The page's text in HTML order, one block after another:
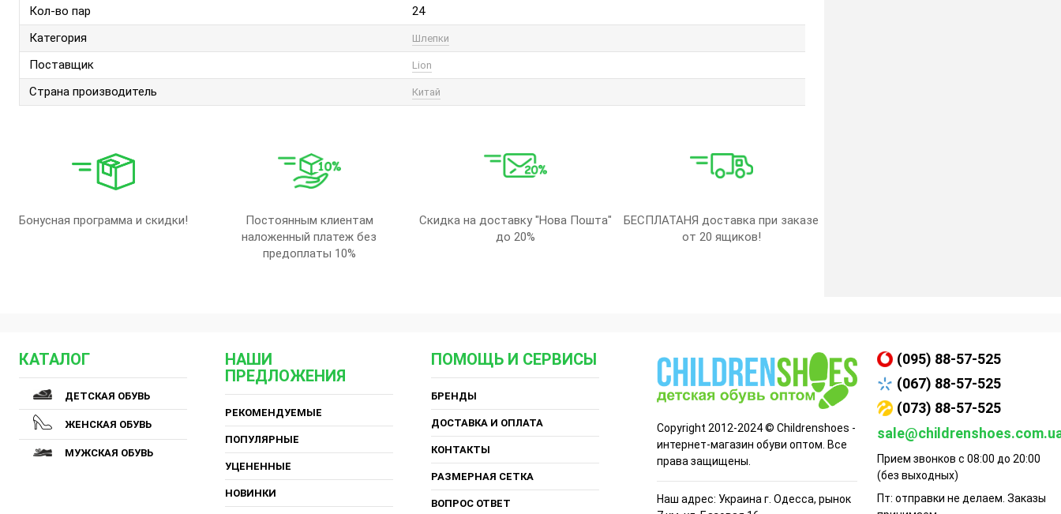
Кол-во пар
24
Категория
Шлепки
Поставщик Lion
Страна производитель Китай
Бонусная программа и скидки!
Постоянным клиентам
наложенный платеж без
предоплаты 10%
Скидка на доставку "Нова Пошта"
до 20%
БЕСПЛАТАНЯ доставка при заказе
от 20 ящиков!
КАТАЛОГ
ДЕТСКАЯ ОБУВЬ
ЖЕНСКАЯ ОБУВЬ
МУЖСКАЯ ОБУВЬ
НАШИ
ПРЕДЛОЖЕНИЯ
РЕКОМЕНДУЕМЫЕ
ПОПУЛЯРНЫЕ
УЦЕНЕННЫЕ
НОВИНКИ
ПОМОЩЬ И СЕРВИСЫ
БРЕНДЫ
ДОСТАВКА И ОПЛАТА
КОНТАКТЫ
РАЗМЕРНАЯ СЕТКА
ВОПРОС ОТВЕТ
Copyright 2012-2024 © Childrenshoes -
интернет-магазин обуви оптом. Все
права защищены.
Наш адрес: Украина г. Одесса, рынок
(095) 88-57-525
(067) 88-57-525
(073) 88-57-525
Прием звонков с 08:00 до 20:00
(без выходных)
Пт: отправки не делаем. Заказы